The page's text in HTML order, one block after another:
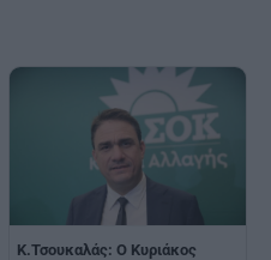
Κ.Τσουκαλάς: Ο Κυριάκος